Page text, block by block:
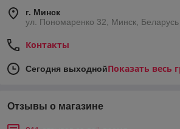
г. Минск
ул. Пономаренко 32, Минск, Беларусь
Контакты
Сегодня выходнойПоказать весь
Отзывы о магазине